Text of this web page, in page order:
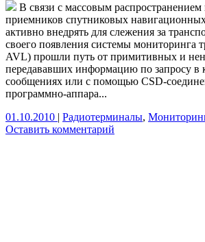
В связи с массовым
приемников спутниковых
активно внедрять для слежения за
своего появления системы мониторинга
AVL) прошли путь от примитивных и
передававших информацию по запросу в
сообщениях или с помощью CSD-
программно-аппара...
01.10.2010 | Радиотерминалы,
Оставить комментарий